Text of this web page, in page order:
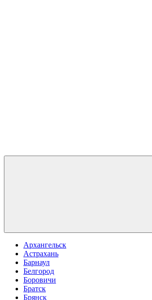
Архангельск
Астрахань
Барнаул
Белгород
Боровичи
Братск
Брянск